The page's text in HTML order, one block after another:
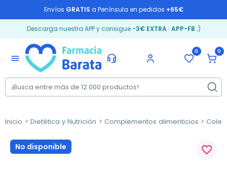
Envíos GRATIS a Península en pedidos +65€
Descarga nuestra APP y consigue -3€ EXTRA: APP-FB ;)
menu
0 0
Inicio Dietética y Nutrición Complementos alimenticios
No disponible favorite_border